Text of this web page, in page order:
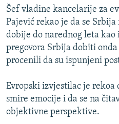
Šef vladine kancelarije za
Pajević rekao je da se
dobije do narednog leta kao
pregovora Srbija dobiti
procenili da su ispunjeni
Evropski izvjestilac je rekoa
smire emocije i da se na
objektivne perspektive.